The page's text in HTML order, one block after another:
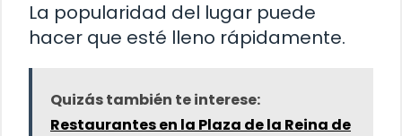
La popularidad del lugar puede
hacer que esté lleno rápidamente.
Quizás también te interese:
Restaurantes en la Plaza de la Reina de